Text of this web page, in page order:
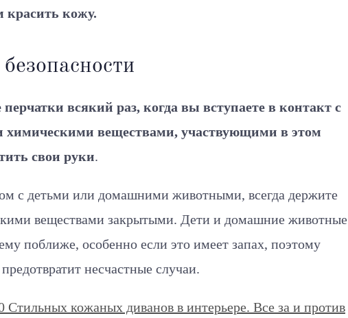
красить кожу.
всякий раз, когда вы вступаете в контакт с
химическими веществами, участвующими в этом
свои руки.
с детьми или домашними животными, всегда держите
веществами закрытыми. Дети и домашние животные
поближе, особенно если это имеет запах, поэтому
несчастные случаи.
Стильных кожаных диванов в интерьере. Все за и против